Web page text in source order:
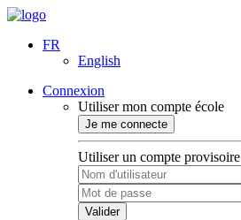
FR
English
Connexion
Utiliser mon compte école
Je me connecte
Utiliser un compte provisoire
Valider